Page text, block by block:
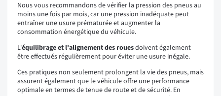
Nous vous recommandons de vérifier la pression des pneus au
moins une fois par mois, car une pression inadéquate peut
entraîner une usure prématurée et augmenter la
consommation énergétique du véhicule.
L'équilibrage et l'alignement des rouesdoivent également
être effectués régulièrement pour éviter une usure inégale.
Ces pratiques non seulement prolongent la vie des pneus, mais
assurent également que le véhicule offre une performance
optimale en termes de tenue de route et de sécurité. En